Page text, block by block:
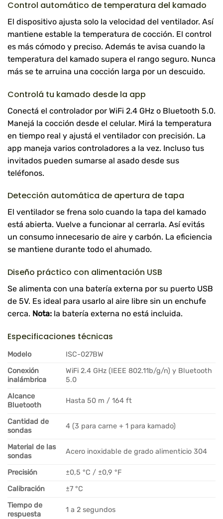
Control automático de temperatura del kamado
El dispositivo ajusta solo la velocidad del ventilador. Así
mantiene estable la temperatura de cocción. El control
es más cómodo y preciso. Además te avisa cuando la
temperatura del kamado supera el rango seguro. Nunca
más se te arruina una cocción larga por un descuido.
Controlá tu kamado desde la app
Conectá el controlador por WiFi 2.4 GHz o Bluetooth 5.0.
Manejá la cocción desde el celular. Mirá la temperatura
en tiempo real y ajustá el ventilador con precisión. La
app maneja varios controladores a la vez. Incluso tus
invitados pueden sumarse al asado desde sus
teléfonos.
Detección automática de apertura de tapa
El ventilador se frena solo cuando la tapa del kamado
está abierta. Vuelve a funcionar al cerrarla. Así evitás
un consumo innecesario de aire y carbón. La eficiencia
se mantiene durante todo el ahumado.
Diseño práctico con alimentación USB
Se alimenta con una batería externa por su puerto USB
de 5V. Es ideal para usarlo al aire libre sin un enchufe
cerca. Nota: la batería externa no está incluida.
Especificaciones técnicas
Modelo
ISC-027BW
Conexión
inalámbrica
WiFi 2.4 GHz (IEEE 802.11b/g/n) y Bluetooth
5.0
Alcance
Bluetooth
Hasta 50 m / 164 ft
Cantidad de
sondas
4 (3 para carne + 1 para kamado)
Material de las
sondas
Acero inoxidable de grado alimenticio 304
Precisión
±0,5 °C / ±0,9 °F
Calibración
±7 °C
Tiempo de
respuesta
1 a 2 segundos